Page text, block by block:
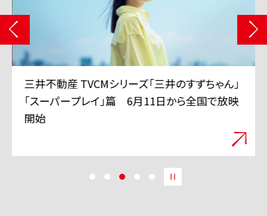
三井不動産 TVCMシリーズ「三井のすずちゃん」
「スーパープレイ」篇 6月11日から全国で放映
開始